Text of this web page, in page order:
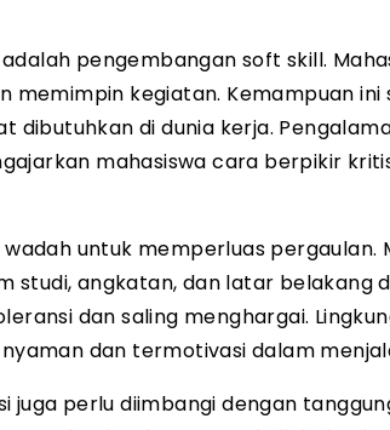
pengembangan soft skill.
memimpin kegiatan. Kemampuan
dibutuhkan di dunia kerja.
mahasiswa cara berpikir
wadah untuk memperluas
studi, angkatan, dan latar belakang
dan saling menghargai.
dan termotivasi dalam
juga perlu diimbangi dengan